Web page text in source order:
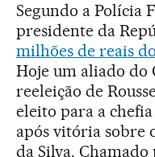
Segundo a Polícia
presidente da
milhões de reais
Hoje um aliado do
reeleição de
eleito para a
após vitória sobre
da Silva. Chamado